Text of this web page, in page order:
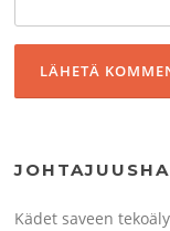
Kädet saveen